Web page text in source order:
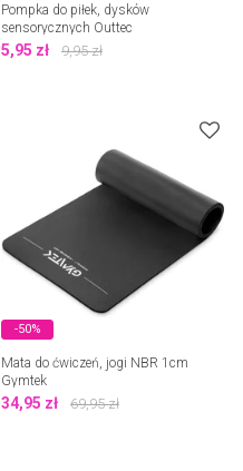
Pompka do piłek, dysków
sensorycznych Outtec
5,95 zł 9,95zł
-50%
Mata do ćwiczeń, jogi NBR 1cm
Gymtek
34,95 zł 69,95zł